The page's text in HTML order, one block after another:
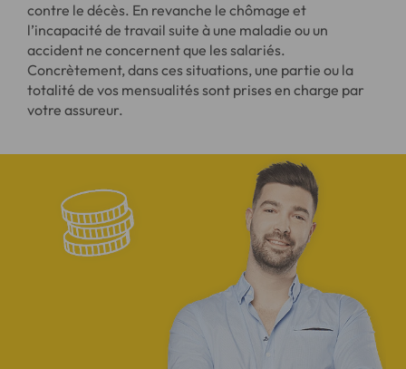
contre le décès. En revanche le chômage et
l’incapacité de travail suite à une maladie ou un
accident ne concernent que les salariés.
Concrètement, dans ces situations, une partie ou la
totalité de vos mensualités sont prises en charge par
votre assureur.